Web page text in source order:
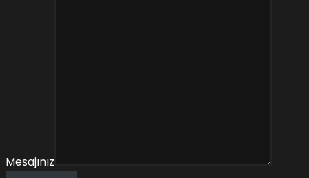
Mesajınız